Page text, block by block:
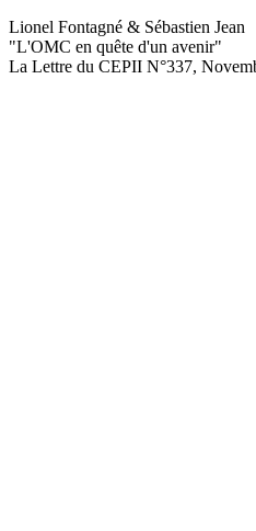
Lionel Fontagné & Sébastien Jean
"L'OMC en quête d'un avenir"
La Lettre du CEPII N°337,